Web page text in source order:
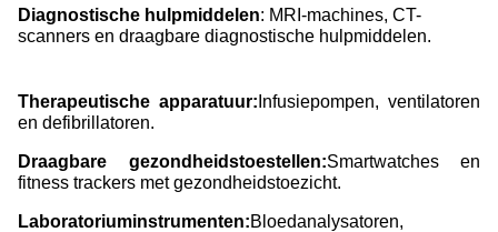
Diagnostische hulpmiddelen: MRI-machines, CT-
scanners en draagbare diagnostische hulpmiddelen.
Therapeutische apparatuur: Infusiepompen, ventilatoren
en defibrillatoren.
Draagbare gezondheidstoestellen:Smartwatches en
fitness trackers met gezondheidstoezicht.
Laboratoriuminstrumenten:Bloedanalysatoren,